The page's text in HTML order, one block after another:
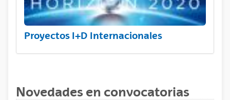
Proyectos I+D Internacionales
Novedades en convocatorias